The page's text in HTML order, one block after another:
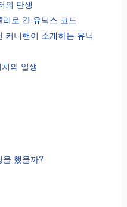
의 탄생
로 간 유닉스 코드
커니핸이 소개하는 유닉
의 일생
했을까?